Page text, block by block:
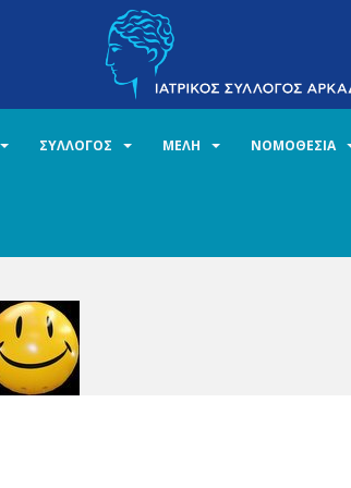
ΣΥΛΛΟΓΟΣ ΜΕΛΗ ΝΟΜΟΘΕΣΙΑ